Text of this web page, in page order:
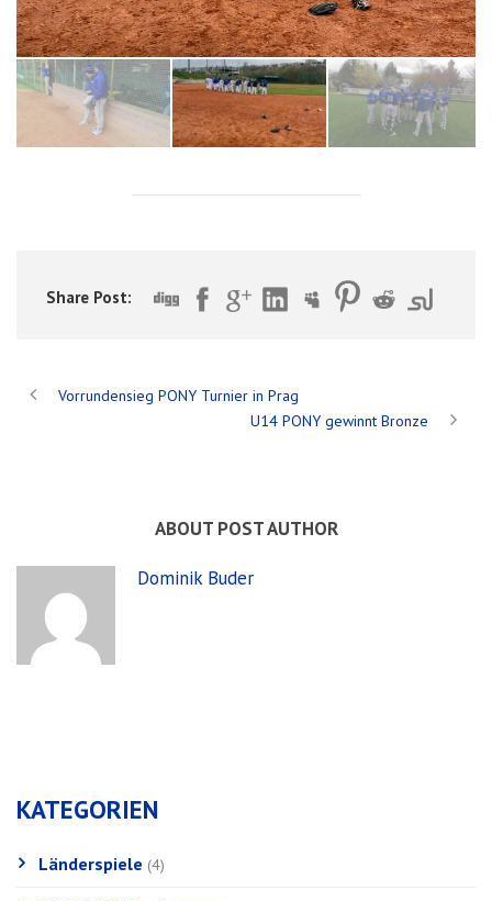
Share Post:
Vorrundensieg PONY Turnier in Prag
U14 PONY gewinnt Bronze
ABOUT POST AUTHOR
Dominik Buder
KATEGORIEN
Länderspiele (4)